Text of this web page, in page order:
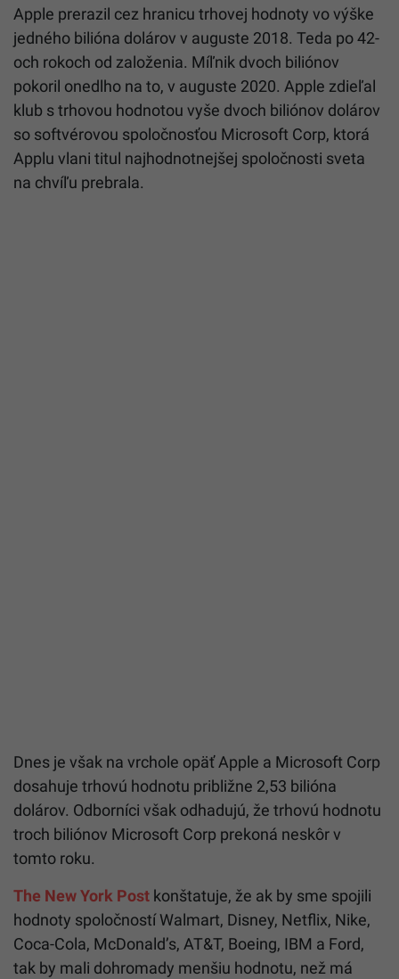
Apple prerazil cez hranicu trhovej hodnoty vo výške
jedného bilióna dolárov v auguste 2018. Teda po 42-
och rokoch od založenia. Míľnik dvoch biliónov
pokoril onedlho na to, v auguste 2020. Apple zdieľal
klub s trhovou hodnotou vyše dvoch biliónov dolárov
so softvérovou spoločnosťou Microsoft Corp, ktorá
Applu vlani titul najhodnotnejšej spoločnosti sveta
na chvíľu prebrala.
Dnes je však na vrchole opäť Apple a Microsoft Corp
dosahuje trhovú hodnotu približne 2,53 bilióna
dolárov. Odborníci však odhadujú, že trhovú hodnotu
troch biliónov Microsoft Corp prekoná neskôr v
tomto roku.
The New York Post konštatuje, že ak by sme spojili
hodnoty spoločností Walmart, Disney, Netflix, Nike,
Coca-Cola, McDonald’s, AT&T, Boeing, IBM a Ford,
tak by mali dohromady menšiu hodnotu, než má